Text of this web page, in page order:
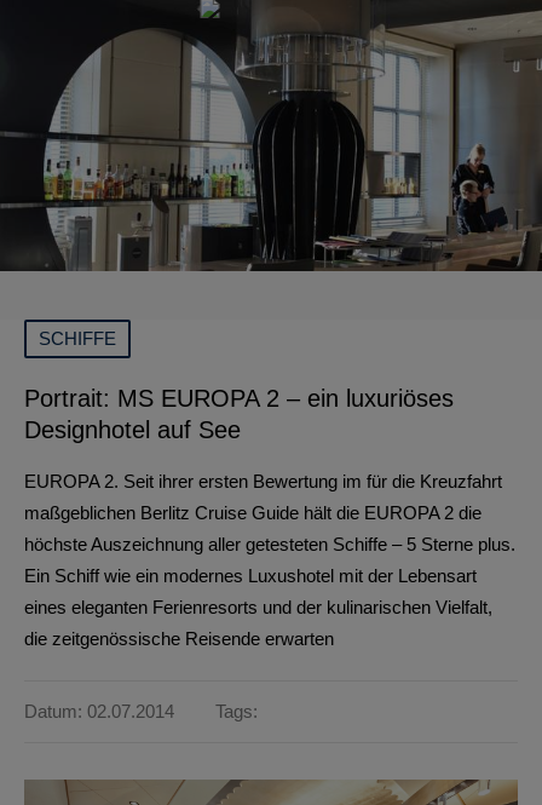
SCHIFFE
Portrait: MS EUROPA 2 – ein luxuriöses
Designhotel auf See
EUROPA 2. Seit ihrer ersten Bewertung im für die Kreuzfahrt
maßgeblichen Berlitz Cruise Guide hält die EUROPA 2 die
höchste Auszeichnung aller getesteten Schiffe – 5 Sterne plus.
Ein Schiff wie ein modernes Luxushotel mit der Lebensart
eines eleganten Ferienresorts und der kulinarischen Vielfalt,
die zeitgenössische Reisende erwarten
Datum: 02.07.2014 Tags: